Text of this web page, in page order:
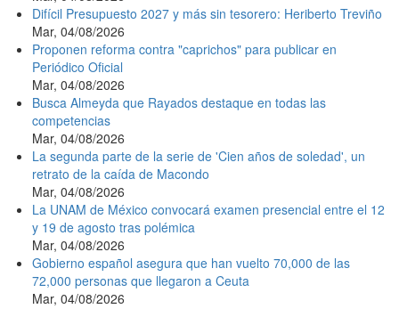
Difícil Presupuesto 2027 y más sin tesorero: Heriberto Treviño
Mar, 04/08/2026
Proponen reforma contra "caprichos" para publicar en
Periódico Oficial
Mar, 04/08/2026
Busca Almeyda que Rayados destaque en todas las
competencias
Mar, 04/08/2026
La segunda parte de la serie de 'Cien años de soledad', un
retrato de la caída de Macondo
Mar, 04/08/2026
La UNAM de México convocará examen presencial entre el 12
y 19 de agosto tras polémica
Mar, 04/08/2026
Gobierno español asegura que han vuelto 70,000 de las
72,000 personas que llegaron a Ceuta
Mar, 04/08/2026